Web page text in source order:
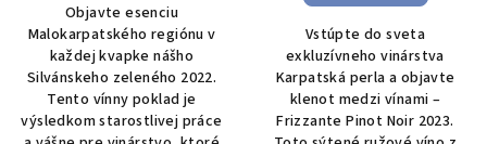
Objavte esenciu
Malokarpatského regiónu v
každej kvapke nášho
Silvánskeho zeleného 2022.
Tento vínny poklad je
výsledkom starostlivej práce
z
5
hviezdičiek.
Vstúpte do sveta
exkluzívneho vinárstva
Karpatská perla a objavte
klenot medzi vínami –
Frizzante Pinot Noir 2023.